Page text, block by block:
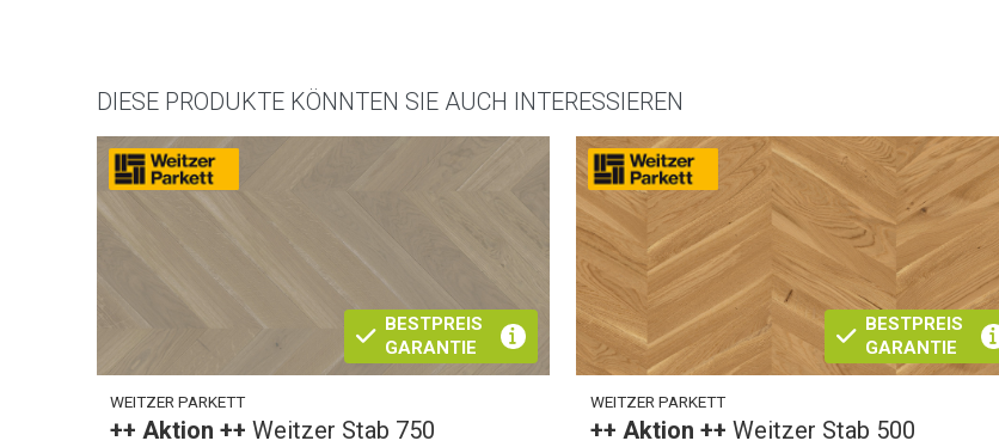
DIESE PRODUKTE KÖNNTEN SIE AUCH INTERESSIEREN
BESTPREIS
GARANTIE
WEITZER PARKETT
++ Aktion ++ Weitzer Stab 750
BESTPREIS
GARANTIE
WEITZER PARKETT
++ Aktion ++ Weitzer Stab 500